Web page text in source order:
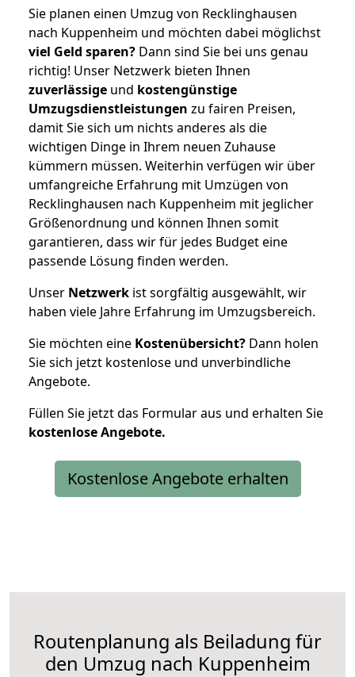
Sie planen einen Umzug von Recklinghausen
nach Kuppenheim und möchten dabei möglichst
viel Geld sparen? Dann sind Sie bei uns genau
richtig! Unser Netzwerk bieten Ihnen
zuverlässige und kostengünstige
Umzugsdienstleistungen zu fairen Preisen,
damit Sie sich um nichts anderes als die
wichtigen Dinge in Ihrem neuen Zuhause
kümmern müssen. Weiterhin verfügen wir über
umfangreiche Erfahrung mit Umzügen von
Recklinghausen nach Kuppenheim mit jeglicher
Größenordnung und können Ihnen somit
garantieren, dass wir für jedes Budget eine
passende Lösung finden werden.
Unser Netzwerk ist sorgfältig ausgewählt, wir
haben viele Jahre Erfahrung im Umzugsbereich.
Sie möchten eine Kostenübersicht? Dann holen
Sie sich jetzt kostenlose und unverbindliche
Angebote.
Füllen Sie jetzt das Formular aus und erhalten Sie
kostenloseAngebote.
Kostenlose Angebote erhalten
Routenplanung als Beiladung für
den Umzug nach Kuppenheim